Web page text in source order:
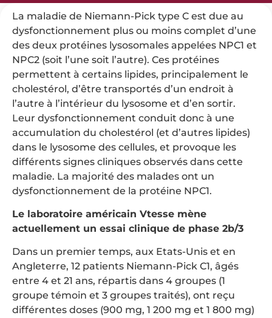
La maladie de Niemann-Pick type C est due au
dysfonctionnement plus ou moins complet d’une
des deux protéines lysosomales appelées NPC1 et
NPC2 (soit l’une soit l’autre). Ces protéines
permettent à certains lipides, principalement le
cholestérol, d’être transportés d’un endroit à
l’autre à l’intérieur du lysosome et d’en sortir.
Leur dysfonctionnement conduit donc à une
accumulation du cholestérol (et d’autres lipides)
dans le lysosome des cellules, et provoque les
différents signes cliniques observés dans cette
maladie. La majorité des malades ont un
dysfonctionnement de la protéine NPC1.
Le laboratoire américain Vtesse mène
actuellement un essai clinique de phase 2b/3
Dans un premier temps, aux Etats-Unis et en
Angleterre, 12 patients Niemann-Pick C1, âgés
entre 4 et 21 ans, répartis dans 4 groupes (1
groupe témoin et 3 groupes traités), ont reçu
différentes doses (900 mg, 1 200 mg et 1 800 mg)